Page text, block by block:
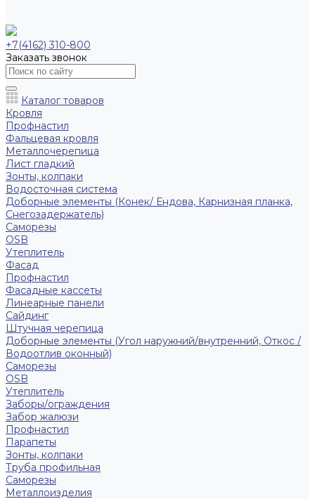
+7(4162) 310-800
Заказать звонок
Каталог товаров
Кровля
Профнастил
Фальцевая кровля
Металлочерепица
Лист гладкий
Зонты, колпаки
Водосточная система
Доборные элементы (Конек/ Ендова, Карнизная планка,
Снегозадержатель)
Саморезы
ОSB
Утеплитель
Фасад
Профнастил
Фасадные кассеты
Линеарные панели
Сайдинг
Штучная черепица
Доборные элементы (Угол наружний/внутренний, Откос /
Водоотлив оконный)
Саморезы
OSB
Утеплитель
Заборы/ограждения
Забор жалюзи
Профнастил
Парапеты
Зонты, колпаки
Труба профильная
Саморезы
Металлоизделия